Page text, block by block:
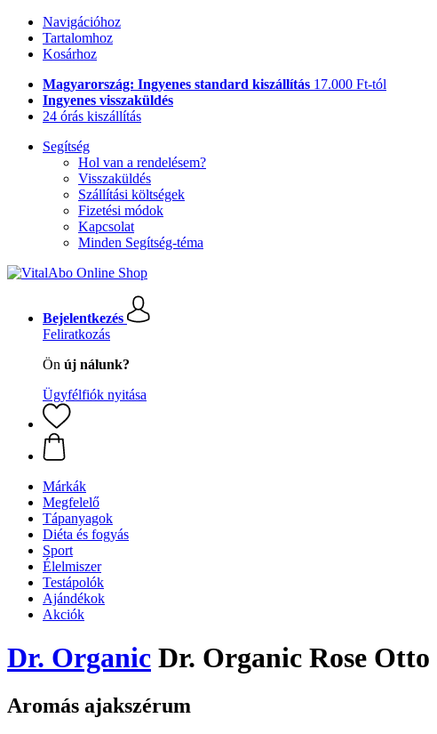
Navigációhoz
Tartalomhoz
Kosárhoz
Magyarország: Ingyenes standard kiszállítás 17.000 Ft-tól
Ingyenes visszaküldés
24 órás kiszállítás
Segítség
Hol van a rendelésem?
Visszaküldés
Szállítási költségek
Fizetési módok
Kapcsolat
Minden Segítség-téma
Bejelentkezés
Feliratkozás
Ön új nálunk?
Ügyfélfiók nyitása
Márkák
Megfelelő
Tápanyagok
Diéta és fogyás
Sport
Élelmiszer
Testápolók
Ajándékok
Akciók
Dr. Organic Dr. Organic Rose
Aromás ajakszérum